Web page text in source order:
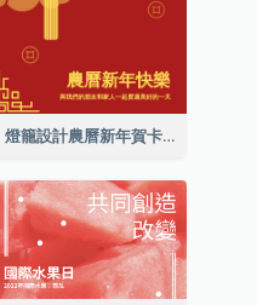
燈籠設計農曆新年賀卡